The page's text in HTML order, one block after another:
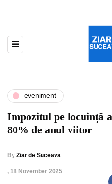
eveniment
Impozitul pe locuință
80% de anul viitor
By Ziar de Suceava
, 18 November 2025